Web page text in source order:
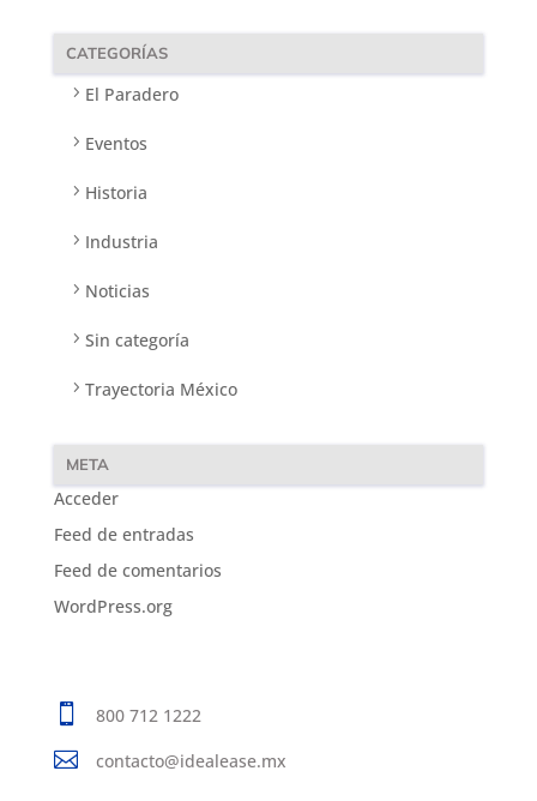
CATEGORÍAS
El Paradero
Eventos
Historia
Industria
Noticias
Sin categoría
Trayectoria México
META
Acceder
Feed de entradas
Feed de comentarios
WordPress.org
 800 712 1222
 contacto@idealease.mx